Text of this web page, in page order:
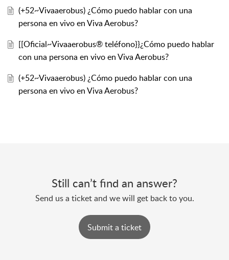
(+52~Vivaaerobus) ¿Cómo puedo hablar con una
persona en vivo en Viva Aerobus?
[[Oficial~Vivaaerobus® teléfono}}¿Cómo puedo hablar
con una persona en vivo en Viva Aerobus?
(+52~Vivaaerobus) ¿Cómo puedo hablar con una
persona en vivo en Viva Aerobus?
Still can’t find an answer?
Send us a ticket and we will get back to you.
Submit a ticket